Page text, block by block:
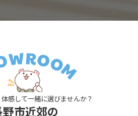
体感して一緒に選びませんか？
市近郊の